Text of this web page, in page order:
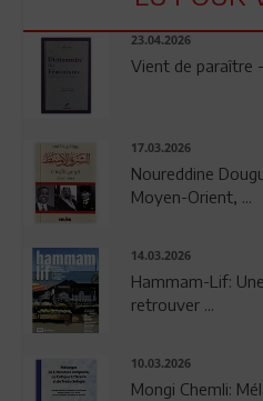
23.04.2026
Vient de paraître -
17.03.2026
Noureddine
Moyen-Orient, ...
14.03.2026
Hammam-Lif:
retrouver ...
10.03.2026
Mongi Chemli: